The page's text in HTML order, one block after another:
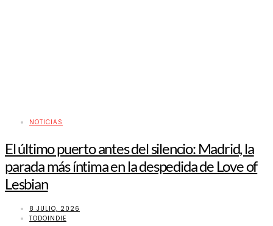
NOTICIAS
El último puerto antes del silencio: Madrid, la
parada más íntima en la despedida de Love of
Lesbian
8 JULIO, 2026
TODOINDIE